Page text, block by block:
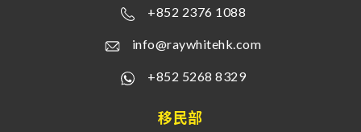
+852 2376 1088
info@raywhitehk.com
+852 5268 8329
移民部